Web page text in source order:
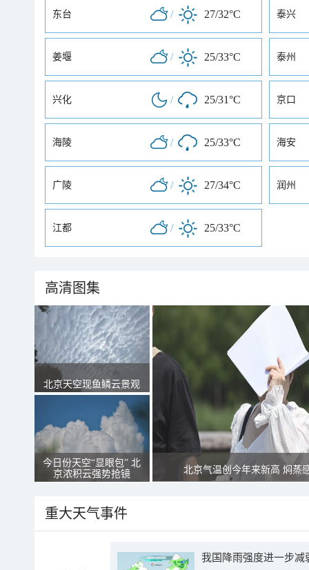
东台 / 27/32°C 泰兴
姜堰 / 25/33°C 泰州
兴化 / 25/31°C 京口
海陵 / 25/33°C 海安
广陵 / 27/34°C 润州
江都 / 25/33°C
高清图集
北京天空现鱼鳞云景观
今日份天空“显眼包” 北
京浓积云强势抢镜
北京气温创今年来新高 焖蒸
重大天气事件